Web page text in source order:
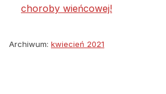
choroby wieńcowej!
Archiwum: kwiecień 2021